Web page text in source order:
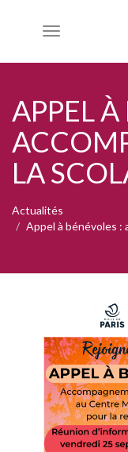
Toggle
APPEL À
LA
Actualités
Appel à bénévoles